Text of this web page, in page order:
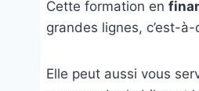
Cette formation en
grandes lignes, c’est-
Elle peut aussi vous